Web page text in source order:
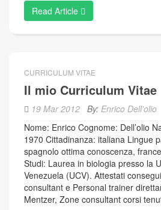
Read Article
CURRICULUM VITAE
Il mio Curriculum Vitae
19 Mar 2012 By: Enrico Dell'olio
Nome: Enrico Cognome: Dell’olio
1970 Cittadinanza: italiana Lingue
spagnolo ottima conoscenza,
Studi: Laurea in biologia presso la
Venezuela (UCV). Attestati
consultant e Personal trainer
Mentzer, Zone consultant corsi